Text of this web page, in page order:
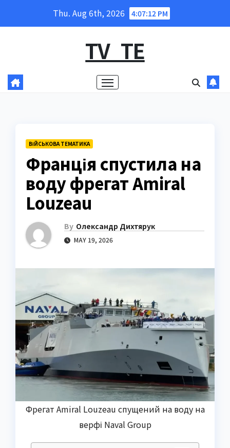
Thu. Aug 6th, 2026 4:07:13 PM
TV_TE
ВІЙСЬКОВА ТЕМАТИКА
Франція спустила на
воду фрегат Amiral
Louzeau
By Олександр Дихтярук
MAY 19, 2026
Фрегат Amiral Louzeau спущений на воду на
верфі Naval Group